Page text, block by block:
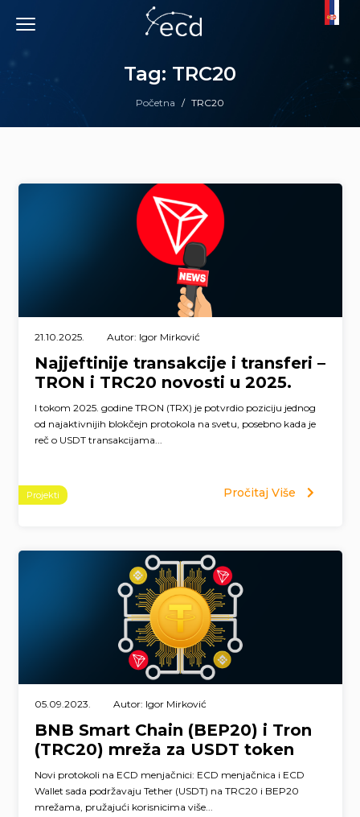
content
Početna / TRC20
Tag: TRC20
21.10.2025. Autor: Igor Mirković
Najjeftinije transakcije i transferi –
TRON i TRC20 novosti u 2025.
I tokom 2025. godine TRON (TRX) je potvrdio poziciju jednog
od najaktivnijih blokčejn protokola na svetu, posebno kada je
reč o USDT transakcijama...
Projekti Pročitaj Više
05.09.2023. Autor: Igor Mirković
BNB Smart Chain (BEP20) i Tron
(TRC20) mreža za USDT token
Novi protokoli na ECD menjačnici: ECD menjačnica i ECD
Wallet sada podržavaju Tether (USDT) na TRC20 i BEP20
mrežama, pružajući korisnicima više...